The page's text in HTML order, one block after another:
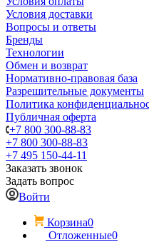
Условия доставки
Вопросы и ответы
Бренды
Технологии
Обмен и возврат
Нормативно-правовая база
Разрешительные документы
Политика
Публичная оферта
+7 800 300-88-83
+7 800 300-88-83
+7 495 150-44-11
Заказать звонок
Задать вопрос
Войти
Корзина0
Отложенные0